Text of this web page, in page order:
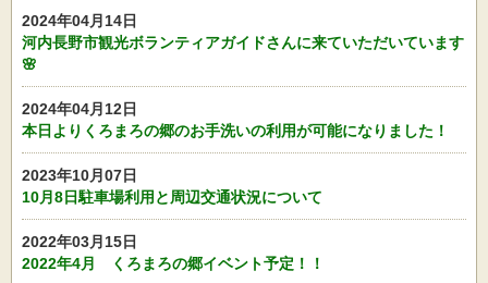
2024年04月14日
河内長野市観光ボランティアガイドさんに来ていただいています
🌸
2024年04月12日
本日よりくろまろの郷のお手洗いの利用が可能になりました！
2023年10月07日
10月8日駐車場利用と周辺交通状況について
2022年03月15日
2022年4月 くろまろの郷イベント予定！！